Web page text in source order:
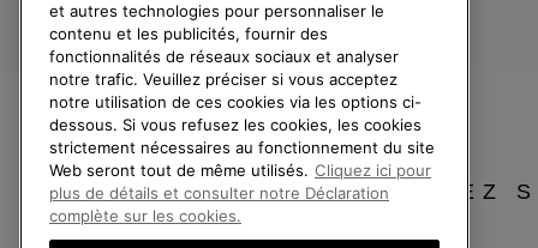
Statut de la commande
Livraison
Paiement
Questions fréquentes
VEUILLEZ
et autres technologies pour personnaliser le
contenu et les publicités, fournir des
fonctionnalités de réseaux sociaux et analyser
notre trafic. Veuillez préciser si vous acceptez
notre utilisation de ces cookies via les options ci-
dessous. Si vous refusez les cookies, les cookies
strictement nécessaires au fonctionnement du site
Web seront tout de même utilisés. Cliquez ici pour
plus de détails et consulter notre Déclaration
complète sur les cookies.